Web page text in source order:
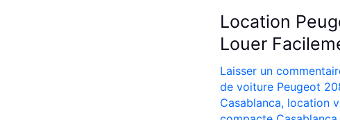
Location
Louer
Laisser un
de voiture Peugeot
Casablanca, location